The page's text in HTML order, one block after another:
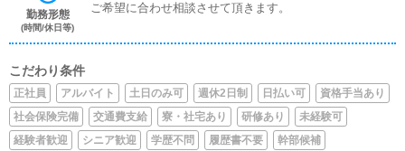
勤務形態
(時間/休日等)
ご希望に合わせ相談させて頂きます。
こだわり条件
正社員 アルバイト 土日のみ可 週休2日制 日払い可
資格手当あり
社会保険完備
交通費支給 寮・社宅あり 研修あり
未経験可
経験者歓迎
シニア歓迎 学歴不問 履歴書不要
幹部候補